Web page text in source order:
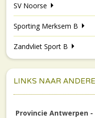
SV Noorse
Sporting Merksem B
Zandvliet Sport B
LINKS NAAR
Provincie Antwerpen -